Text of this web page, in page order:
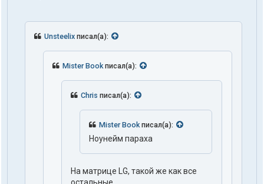
Unsteelix писал(а):
Mister Bookписал(а):
Chris писал(а):
Mister Bookписал(а):
Ноунейм параха
На матрице LG, такой же как все